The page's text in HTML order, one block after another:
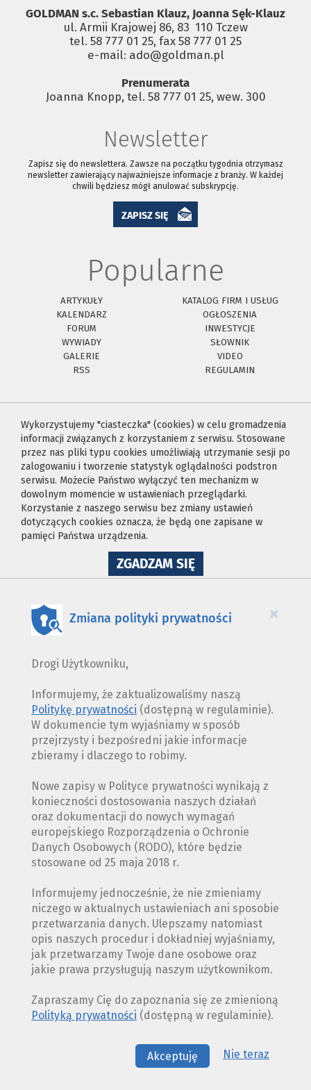
GOLDMAN s.c. Sebastian Klauz, Joanna Sęk-Klauz
ul. Armii Krajowej 86, 83 ­ 110 Tczew
tel. 58 777 01 25, fax 58 777 01 25
e-mail: ado@goldman.pl
Prenumerata
Joanna Knopp, tel. 58 777 01 25, wew. 300
Newsletter
Zapisz się do newslettera. Zawsze na początku tygodnia otrzymasz
newsletter zawierający najważniejsze informacje z branży. W każdej
chwili będziesz mógł anulować subskrypcję.
ZAPISZ SIĘ
Popularne
ARTYKUŁY
KATALOG FIRM I USŁUG
KALENDARZ
OGŁOSZENIA
FORUM
INWESTYCJE
WYWIADY
SŁOWNIK
GALERIE
VIDEO
RSS
REGULAMIN
Wykorzystujemy "ciasteczka" (cookies) w celu gromadzenia
informacji związanych z korzystaniem z serwisu. Stosowane
przez nas pliki typu cookies umożliwiają utrzymanie sesji po
zalogowaniu i tworzenie statystyk oglądalności podstron
serwisu. Możecie Państwo wyłączyć ten mechanizm w
dowolnym momencie w ustawieniach przeglądarki.
Korzystanie z naszego serwisu bez zmiany ustawień
dotyczących cookies oznacza, że będą one zapisane w
pamięci Państwa urządzenia.
ZGADZAM SIĘNA
WYKORZYSTANIE
×
Zmiana polityki prywatności
Drogi Użytkowniku,
Informujemy, że zaktualizowaliśmy naszą
Politykę prywatności (dostępną w regulaminie).
W dokumencie tym wyjaśniamy w sposób
przejrzysty i bezpośredni jakie informacje
zbieramy i dlaczego to robimy.
Nowe zapisy w Polityce prywatności wynikają z
konieczności dostosowania naszych działań
oraz dokumentacji do nowych wymagań
europejskiego Rozporządzenia o Ochronie
Danych Osobowych (RODO), które będzie
stosowane od 25 maja 2018 r.
Informujemy jednocześnie, że nie zmieniamy
niczego w aktualnych ustawieniach ani sposobie
przetwarzania danych. Ulepszamy natomiast
opis naszych procedur i dokładniej wyjaśniamy,
jak przetwarzamy Twoje dane osobowe oraz
jakie prawa przysługują naszym użytkownikom.
Zapraszamy Cię do zapoznania się ze zmienioną
Polityką prywatności (dostępną w regulaminie).
Akceptuję Nie teraz